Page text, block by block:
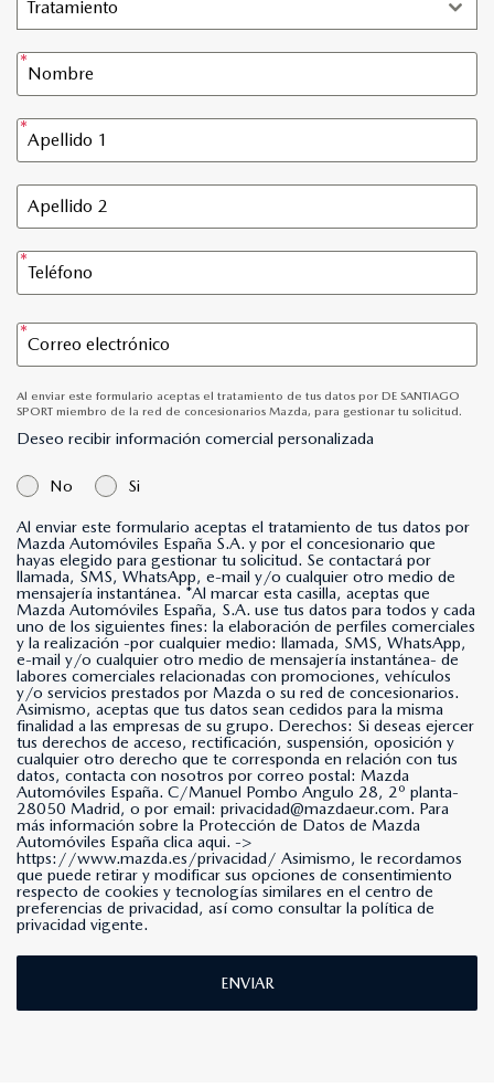
Tratamiento
Al enviar este formulario aceptas el tratamiento de tus datos por DE SANTIAGO
SPORT miembro de la red de concesionarios Mazda, para gestionar tu solicitud.
Deseo recibir información comercial personalizada
No Si
Al enviar este formulario aceptas el tratamiento de tus datos por
Mazda Automóviles España S.A. y por el concesionario que
hayas elegido para gestionar tu solicitud. Se contactará por
llamada, SMS, WhatsApp, e-mail y/o cualquier otro medio de
mensajería instantánea. *Al marcar esta casilla, aceptas que
Mazda Automóviles España, S.A. use tus datos para todos y cada
uno de los siguientes fines: la elaboración de perfiles comerciales
y la realización -por cualquier medio: llamada, SMS, WhatsApp,
e-mail y/o cualquier otro medio de mensajería instantánea- de
labores comerciales relacionadas con promociones, vehículos
y/o servicios prestados por Mazda o su red de concesionarios.
Asimismo, aceptas que tus datos sean cedidos para la misma
finalidad a las empresas de su grupo. Derechos: Si deseas ejercer
tus derechos de acceso, rectificación, suspensión, oposición y
cualquier otro derecho que te corresponda en relación con tus
datos, contacta con nosotros por correo postal: Mazda
Automóviles España. C/Manuel Pombo Angulo 28, 2º planta-
28050 Madrid, o por email: privacidad@mazdaeur.com. Para
más información sobre la Protección de Datos de Mazda
Automóviles España clica aqui. ->
https://www.mazda.es/privacidad/
que puede retirar y modificar sus opciones de consentimiento
respecto de cookies y tecnologías similares en el centro de
preferencias de privacidad, así como consultar la política de
privacidad vigente.
ENVIAR